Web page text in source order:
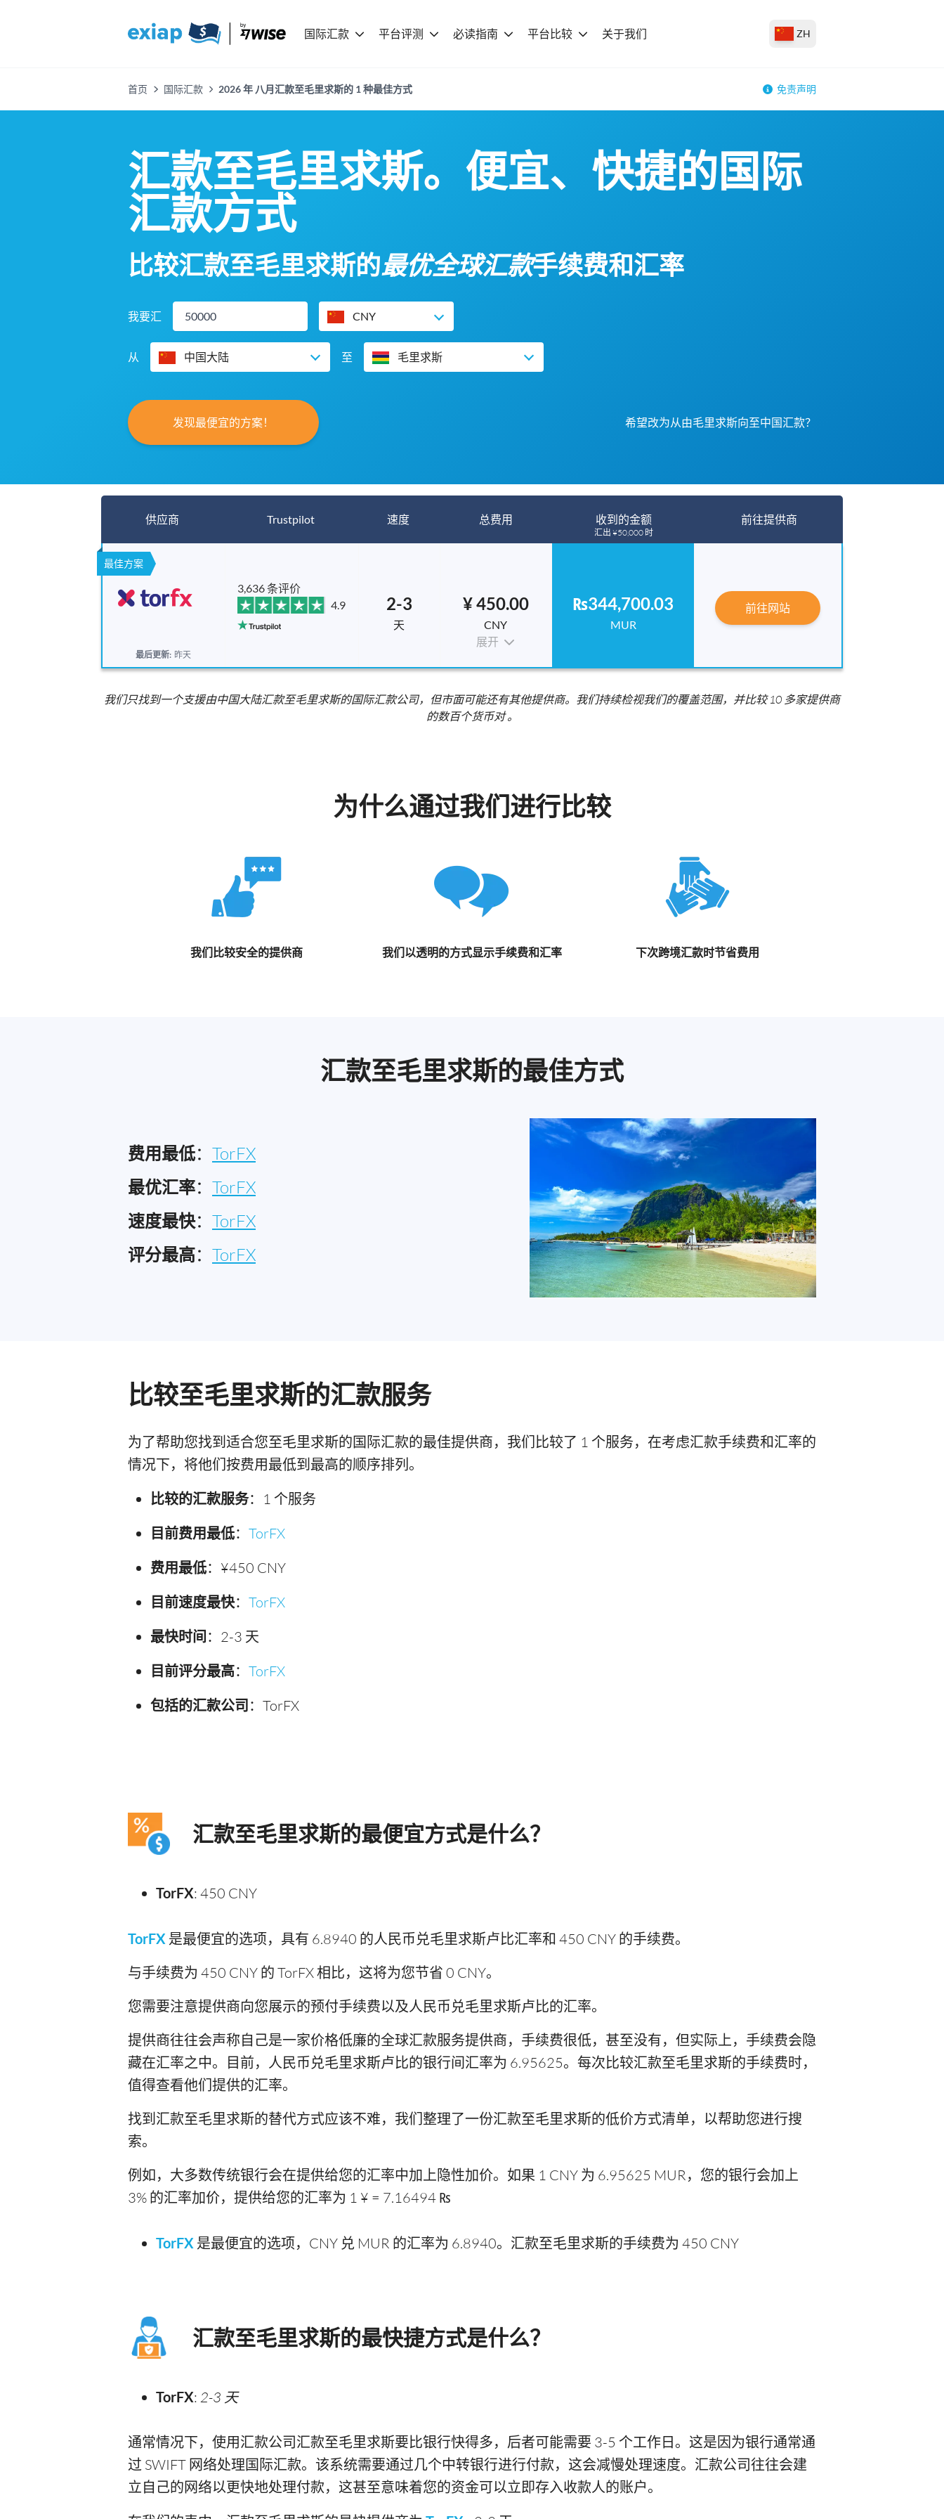
国际汇款 平台评测 必读指南 平台比较 关于我们 ZH
首页 国际汇款 2026 年 八月汇款至毛里求斯的 1 种最佳方式 免责声明
汇款至毛里求斯。便宜、快捷的国际
汇款方式
比较汇款至毛里求斯的最优全球汇款手续费和汇率
我要汇 CNY
从 中国大陆 至 毛里求斯
发现最便宜的方案！ 希望改为从由毛里求斯向至中国汇款？
供应商 Trustpilot 速度 总费用 收到的金额
汇出 ¥50,000 时
前往提供商
最佳方案
最后更新: 昨天
3,636 条评价
4.9
2-3
天
¥ 450.00
CNY
展开
₨344,700.03
MUR
前往网站
我们只找到一个支援由中国大陆汇款至毛里求斯的国际汇款公司，但市面可能还有其他提供商。我们持续检视我们的覆盖范围，并比较 10 多家提供商
的数百个货币对 。
为什么通过我们进行比较
我们比较安全的提供商 我们以透明的方式显示手续费和汇率 下次跨境汇款时节省费用
汇款至毛里求斯的最佳方式
费用最低： TorFX
最优汇率： TorFX
速度最快： TorFX
评分最高： TorFX
比较至毛里求斯的汇款服务
为了帮助您找到适合您至毛里求斯的国际汇款的最佳提供商，我们比较了 1 个服务，在考虑汇款手续费和汇率的
情况下，将他们按费用最低到最高的顺序排列。
比较的汇款服务：1 个服务
目前费用最低： TorFX
费用最低：¥450 CNY
目前速度最快： TorFX
最快时间 ：2-3 天
目前评分最高： TorFX
包括的汇款公司 ：TorFX
汇款至毛里求斯的最便宜方式是什么？
TorFX: 450 CNY
TorFX 是最便宜的选项，具有 6.8940 的人民币兑毛里求斯卢比汇率和 450 CNY 的手续费。
与手续费为 450 CNY 的 TorFX 相比，这将为您节省 0 CNY。
您需要注意提供商向您展示的预付手续费以及人民币兑毛里求斯卢比的汇率。
提供商往往会声称自己是一家价格低廉的全球汇款服务提供商，手续费很低，甚至没有，但实际上，手续费会隐
藏在汇率之中。目前，人民币兑毛里求斯卢比的银行间汇率为 6.95625。每次比较汇款至毛里求斯的手续费时，
值得查看他们提供的汇率。
找到汇款至毛里求斯的替代方式应该不难，我们整理了一份汇款至毛里求斯的低价方式清单，以帮助您进行搜
索。
例如，大多数传统银行会在提供给您的汇率中加上隐性加价。如果 1 CNY 为 6.95625 MUR，您的银行会加上
3% 的汇率加价，提供给您的汇率为 1 ¥ = 7.16494 ₨
TorFX 是最便宜的选项，CNY 兑 MUR 的汇率为 6.8940。汇款至毛里求斯的手续费为 450 CNY
汇款至毛里求斯的最快捷方式是什么？
TorFX: 2-3 天
通常情况下，使用汇款公司汇款至毛里求斯要比银行快得多，后者可能需要 3-5 个工作日。这是因为银行通常通
过 SWIFT 网络处理国际汇款。该系统需要通过几个中转银行进行付款，这会减慢处理速度。汇款公司往往会建
立自己的网络以更快地处理付款，这甚至意味着您的资金可以立即存入收款人的账户。